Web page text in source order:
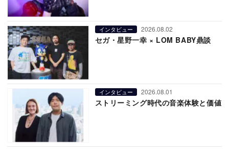
インタビュー 2026.08.02
セガ・星野一幸 × LOM BABY鼎談
インタビュー 2026.08.01
ストリーミング時代の音楽体験と価値